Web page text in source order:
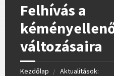
Felhívás a
változásaira
Kezdőlap Aktualitások: